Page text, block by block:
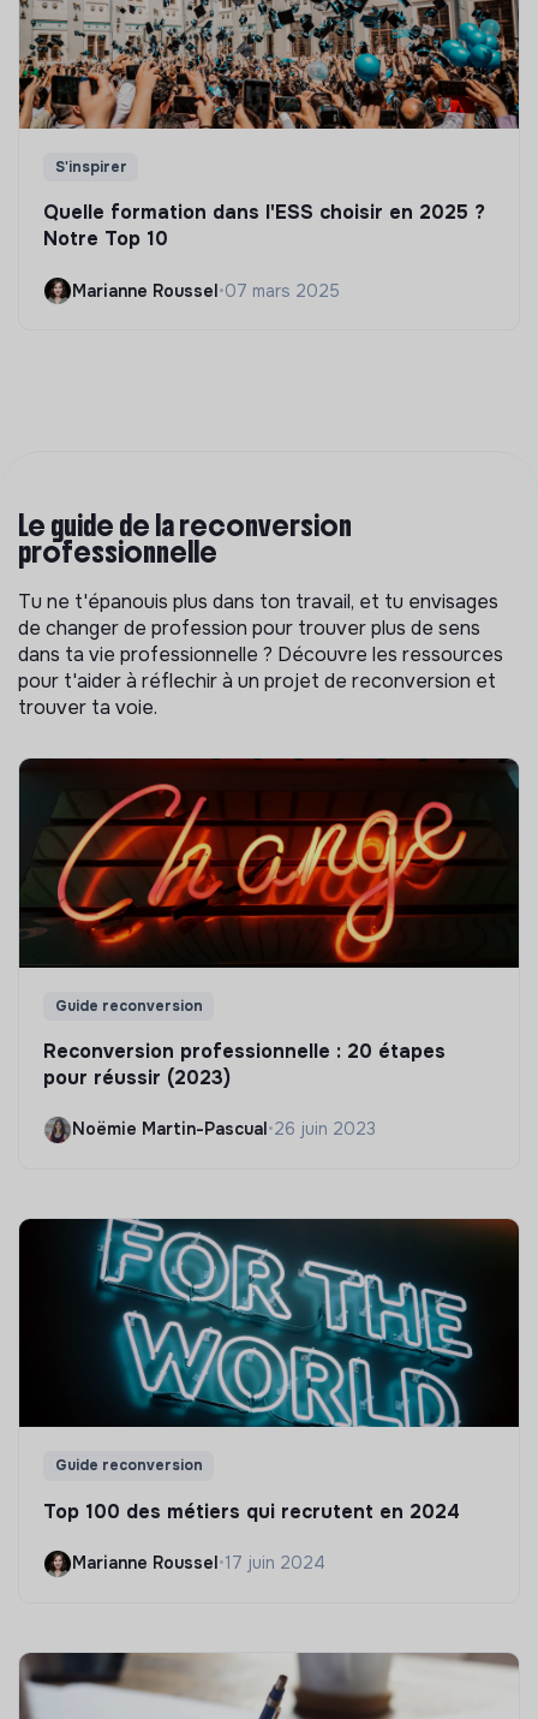
S'inspirer
Quelle formation dans l'ESS choisir en 2025 ?
Notre Top 10
Marianne Roussel•07 mars 2025
Le guide de la reconversion
professionnelle
Tu ne t'épanouis plus dans ton travail, et tu envisages
de changer de profession pour trouver plus de sens
dans ta vie professionnelle ? Découvre les ressources
pour t'aider à réflechir à un projet de reconversion et
trouver ta voie.
Guide reconversion
Reconversion professionnelle : 20 étapes
pour réussir (2023)
Noëmie Martin-Pascual •26 juin 2023
Guide reconversion
Top 100 des métiers qui recrutent en 2024
Marianne Roussel•17 juin 2024